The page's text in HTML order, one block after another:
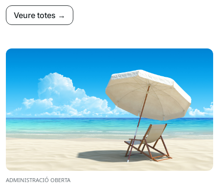
Veure totes →
ADMINISTRACIÓ OBERTA